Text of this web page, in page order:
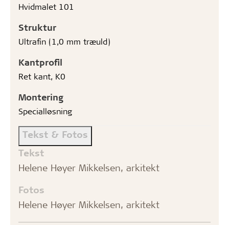
Hvidmalet 101
Struktur
Ultrafin (1,0 mm træuld)
Kantprofil
Ret kant, K0
Montering
Specialløsning
Tekst & Fotos
Tekst
Helene Høyer Mikkelsen, arkitekt
Fotos
Helene Høyer Mikkelsen, arkitekt